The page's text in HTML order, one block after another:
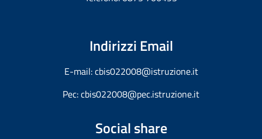
Indirizzi Email
E-mail:cbis022008@istruzione.it
Pec:cbis022008@pec.istruzione.it
Social share